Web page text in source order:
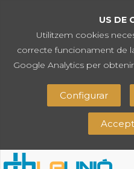
US DE
Utilitzem cookies
correcte funcionament de
Google Analytics per
Configurar